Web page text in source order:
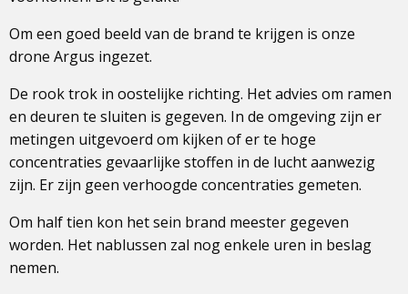
Om een goed beeld van de brand te krijgen is onze
drone Argus ingezet.
De rook trok in oostelijke richting. Het advies om ramen
en deuren te sluiten is gegeven. In de omgeving zijn er
metingen uitgevoerd om kijken of er te hoge
concentraties gevaarlijke stoffen in de lucht aanwezig
zijn. Er zijn geen verhoogde concentraties gemeten.
Om half tien kon het sein brand meester gegeven
worden. Het nablussen zal nog enkele uren in beslag
nemen.